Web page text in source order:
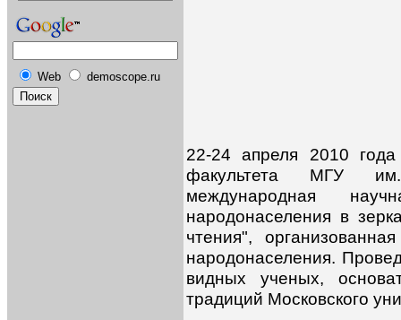
Web demoscope.ru
22-24 апреля 2010
факультета МГУ
международная
народонаселения в
чтения",
народонаселения.
видных ученых,
традиций Московского